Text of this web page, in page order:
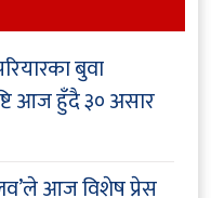
बुवा
आज हुँदै३० असार
आज विशेष प्रेस